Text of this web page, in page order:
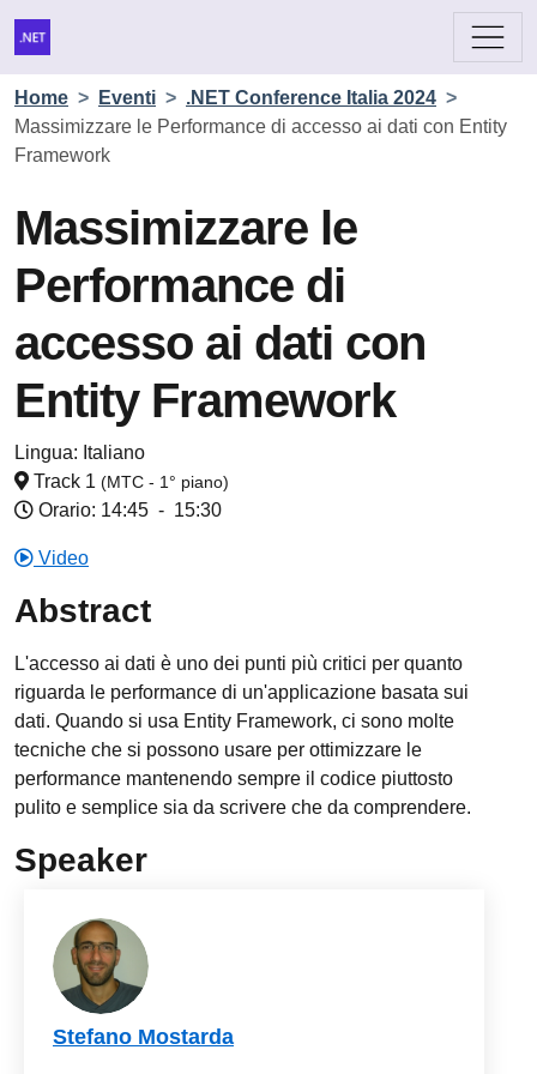
Home > Eventi > .NET Conference Italia 2024 >
Massimizzare le Performance di accesso ai dati con Entity
Framework
Massimizzare le
Performance di
accesso ai dati con
Entity Framework
Lingua: Italiano
Track 1 (MTC - 1° piano)
Orario: 14:45 - 15:30
Video
Abstract
L'accesso ai dati è uno dei punti più critici per quanto
riguarda le performance di un'applicazione basata sui
dati. Quando si usa Entity Framework, ci sono molte
tecniche che si possono usare per ottimizzare le
performance mantenendo sempre il codice piuttosto
pulito e semplice sia da scrivere che da comprendere.
Speaker
Stefano Mostarda